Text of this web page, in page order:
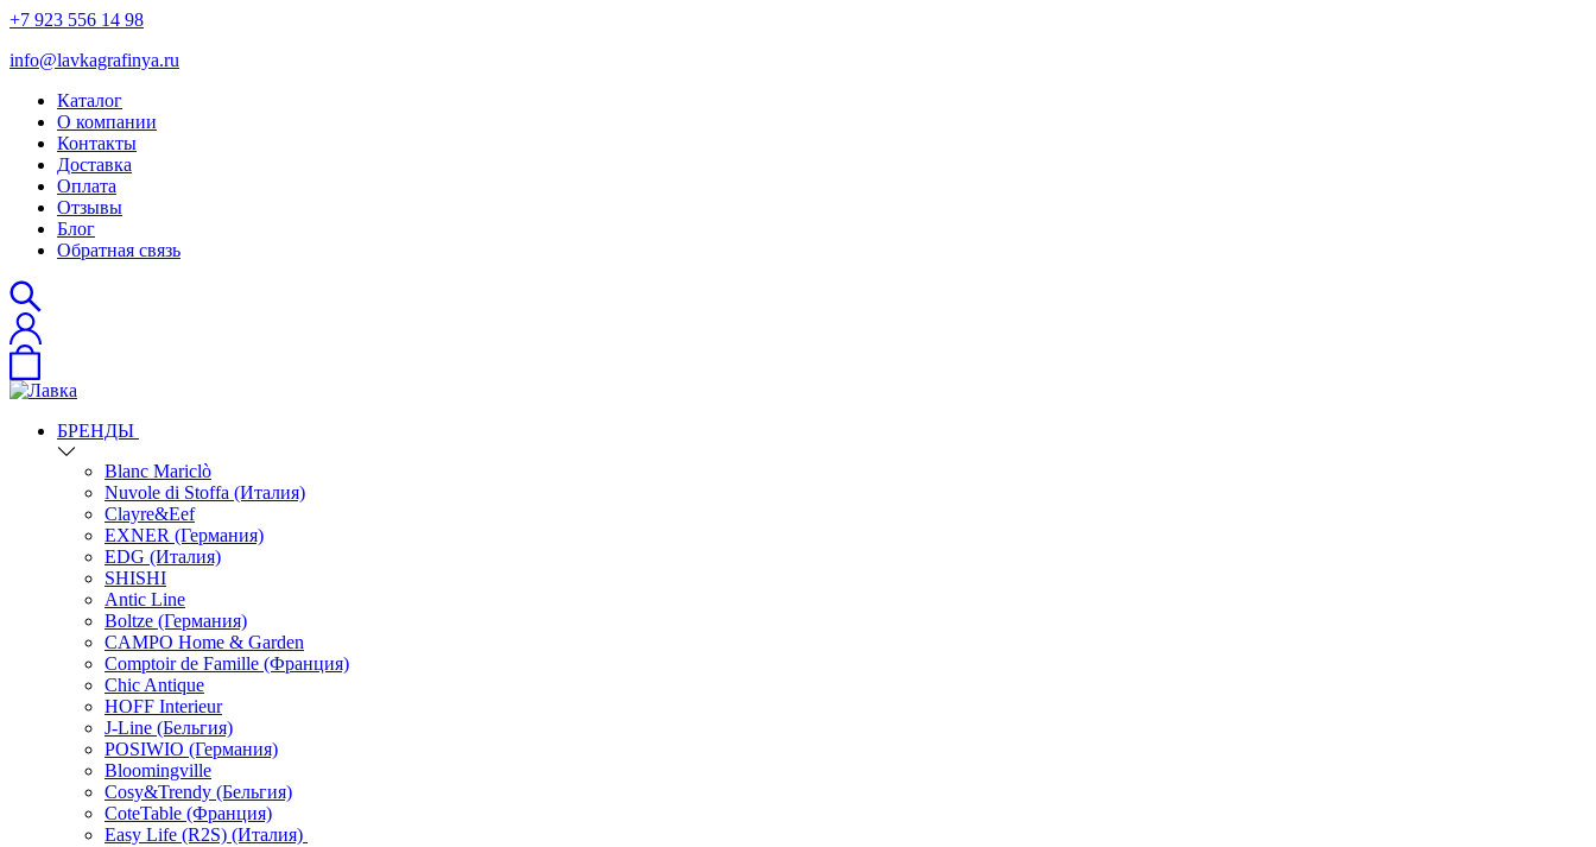
+7 923 556 14 98
info@lavkagrafinya.ru
Каталог
О компании
Контакты
Доставка
Оплата
Отзывы
Блог
Обратная связь
БРЕНДЫ
Blanc Mariclò
Nuvole di Stoffa (Италия)
Clayre&Eef
EXNER (Германия)
EDG (Италия)
SHISHI
Antic Line
Boltze (Германия)
CAMPO Home & Garden
Comptoir de Famille (Франция)
Chic Antique
HOFF Interieur
J-Line (Бельгия)
POSIWIO (Германия)
Bloomingville
Cosy&Trendy (Бельгия)
CoteTable (Франция)
Easy Life (R2S) (Италия)